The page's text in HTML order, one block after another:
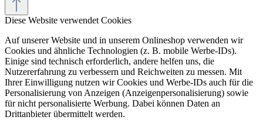
Diese Website verwendet Cookies
Auf unserer Website und in unserem Onlineshop verwenden wir
Cookies und ähnliche Technologien (z. B. mobile Werbe-IDs).
Einige sind technisch erforderlich, andere helfen uns, die
Nutzererfahrung zu verbessern und Reichweiten zu messen. Mit
Ihrer Einwilligung nutzen wir Cookies und Werbe-IDs auch für die
Personalisierung von Anzeigen (Anzeigenpersonalisierung) sowie
für nicht personalisierte Werbung. Dabei können Daten an
Drittanbieter übermittelt werden.